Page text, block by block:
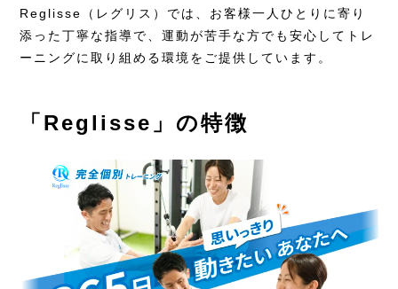
Reglisse（レグリス）では、お客様一人ひとりに寄り
添った丁寧な指導で、運動が苦手な方でも安心してトレ
ーニングに取り組める環境をご提供しています。
「Reglisse」の特徴